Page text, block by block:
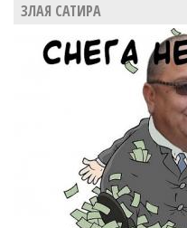
ЗЛАЯ САТИРА